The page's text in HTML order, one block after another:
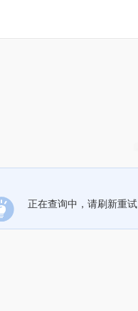
正在查询中，请刷新重试